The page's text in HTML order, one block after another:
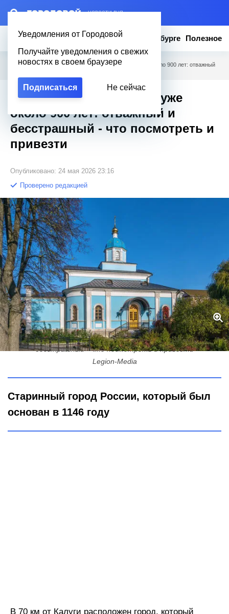
– НОВОСТИ ДНЯ
Уведомления от Городовой
Получайте уведомления о свежих
новостях в своем браузере
Подписаться Не сейчас
Новости Эксклюзив Вопросы о Петербурге Полезное
Городовой Полезное / "Злой" город, которому уже около 900 лет: отважный
"Злой" город, которому уже
около 900 лет: отважный и
бесстрашный - что посмотреть и
привезти
Опубликовано: 24 мая 2026 23:16
Проверено редакцией
"Злой" город, которому уже около 900 лет: отважный и
бесстрашный - что посмотреть и привезти
Legion-Media
Старинный город России, который был
основан в 1146 году
В 70 км от Калуги расположен город, который